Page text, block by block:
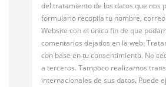
del tratamiento de los datos que nos
formulario recopila tu nombre,
Website con el único fin de que
comentarios dejados en la web.
con base en tu consentimiento. No
a terceros. Tampoco realizamos
internacionales de sus datos. Puede